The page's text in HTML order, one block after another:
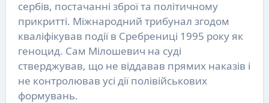
сербів, постачанні зброї та політичному
прикритті. Міжнародний трибунал згодом
кваліфікував події в Сребрениці 1995 року як
геноцид. Сам Мілошевич на суді
стверджував, що не віддавав прямих наказів і
не контролював усі дії полівійськових
формувань.